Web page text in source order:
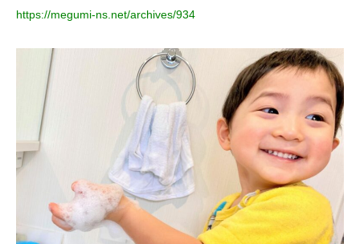
https://megumi-ns.net/archives/934